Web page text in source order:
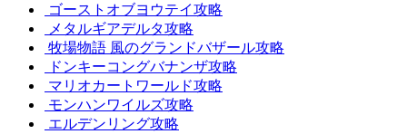
ゴーストオブヨウテイ攻略
メタルギアデルタ攻略
牧場物語 風のグランドバザール攻略
ドンキーコングバナンザ攻略
マリオカートワールド攻略
モンハンワイルズ攻略
エルデンリング攻略